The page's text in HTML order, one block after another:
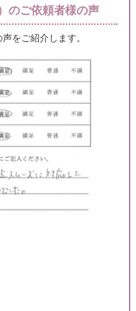
のご依頼者様の声
をご紹介します。